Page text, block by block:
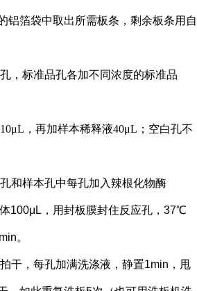
铝箔袋中取出所需板条，剩余板条用自
，标准品孔各加不同浓度的标准品
10μL，再加样本稀释液40μL； 空白孔不
和样本孔中每孔加入辣根化物酶
100μL，用封板膜封住反应孔，37℃
。
干，每孔加满洗涤液，静置1min，甩